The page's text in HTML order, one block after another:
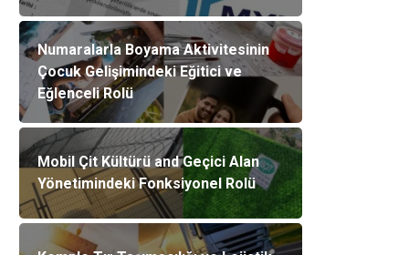
Numaralarla Boyama Aktivitesinin
Çocuk Gelişimindeki Eğitici ve
Eğlenceli Rolü
Mobil Çit Kültürü and Geçici Alan
Yönetimindeki Fonksiyonel Rolü